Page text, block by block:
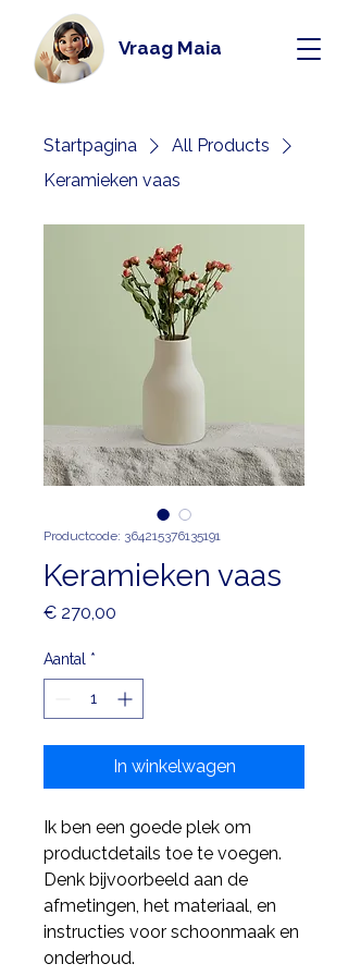
Vraag Maia
Startpagina
All Products
Keramieken vaas
Productcode: 364215376135191
Keramieken vaas
€ 270,00
Aantal *
In winkelwagen
Ik ben een goede plek om
productdetails toe te voegen.
Denk bijvoorbeeld aan de
afmetingen, het materiaal, en
instructies voor schoonmaak en
onderhoud.